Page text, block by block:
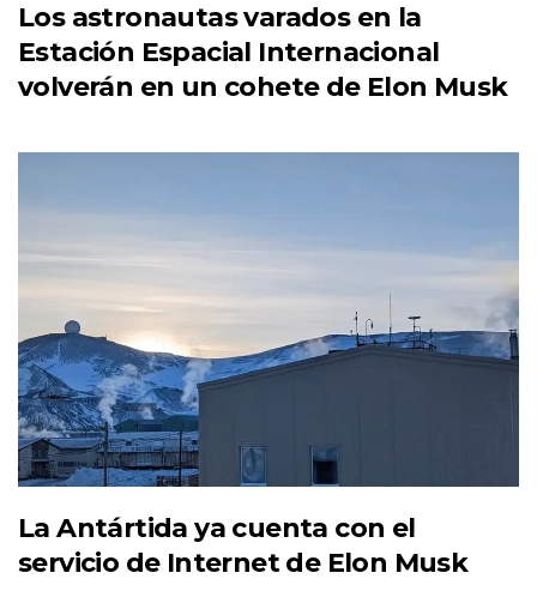
Los astronautas varados en la
Estación Espacial Internacional
volverán en un cohete de Elon Musk
La Antártida ya cuenta con el
servicio de Internet de Elon Musk